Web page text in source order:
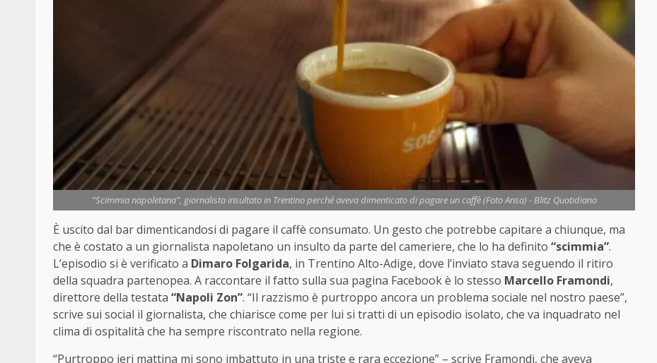
"Scimmia napoletana", giornalista insultato in Trentino perché aveva dimenticato di pagare un caffè (Foto Ansa) - Blitz Quotidiano
È uscito dal bar dimenticandosi di pagare il caffè consumato. Un gesto che potrebbe capitare a chiunque, ma
che è costato a un giornalista napoletano un insulto da parte del cameriere, che lo ha definito “scimmia”.
L’episodio si è verificato a Dimaro Folgarida, in Trentino Alto-Adige, dove l’inviato stava seguendo il ritiro
della squadra partenopea. A raccontare il fatto sulla sua pagina Facebook è lo stesso Marcello Framondi,
direttore della testata “Napoli Zon”. “Il razzismo è purtroppo ancora un problema sociale nel nostro paese”,
scrive sui social il giornalista, che chiarisce come per lui si tratti di un episodio isolato, che va inquadrato nel
clima di ospitalità che ha sempre riscontrato nella regione.
“Purtroppo ieri mattina mi sono imbattuto in una triste e rara eccezione” – scrive Framondi, che aveva